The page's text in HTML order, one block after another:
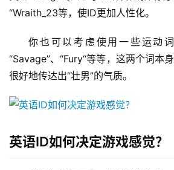
“Wraith_23等，使ID更加人性化。
你也可以考虑使用一些运动词
“Savage”、“Fury“等等，这两个词本
很好地传达出“壮男”的气质。
英语ID如何决定游戏感觉？